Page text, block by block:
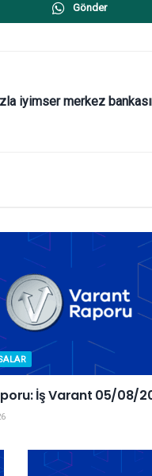
Gönder
iyimser merkez
İş Varant 05/08/